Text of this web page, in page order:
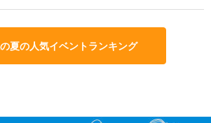
夏の人気イベントランキング